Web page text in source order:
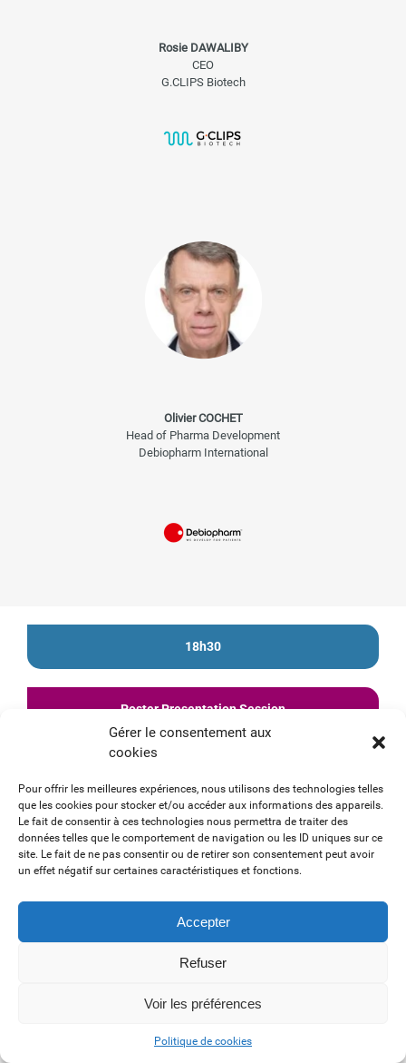
Gérer le consentement aux
cookies
Pour offrir les meilleures expériences, nous utilisons des technologies telles
que les cookies pour stocker et/ou accéder aux informations des appareils.
Le fait de consentir à ces technologies nous permettra de traiter des
données telles que le comportement de navigation ou les ID uniques sur ce
site. Le fait de ne pas consentir ou de retirer son consentement peut avoir
un effet négatif sur certaines caractéristiques et fonctions.
Accepter
Refuser
Voir les préférences
Politique de cookies
Rosie DAWALIBY
CEO
G.CLIPS Biotech
Olivier COCHET
Head of Pharma Development
Debiopharm International
18h30
Poster Presentation Session
Olivier LOGET, President et CEO de CapEval Pharma &
Session de posters organisée conjointement par les AIS et les
AFSSI Connexions, suivie de la remise des prix.
19H00
1er juillet 2026